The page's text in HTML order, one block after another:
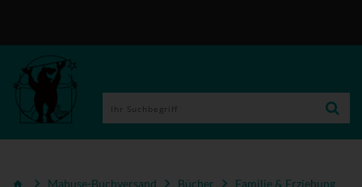
Mabuse-Buchversand Bücher
Familie & Erziehung